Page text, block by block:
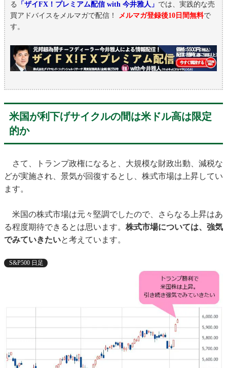
る
「ザイFX！プレミアム配信 with 今井雅人」 では、実践的な売
買アドバイスをメルマガで配信！
メルマガ登録後10日間無料で
す。
米国が利下げサイクルの間は米ドル高は限定
的か
さて、トランプ政権になると、大規模な財政出動、減税な
どが実施され、景気が回復するとし、株式市場は上昇してい
ます。
米国の株式市場は元々堅調でしたので、さらなる上昇はあ
る程度期待できるとは思います。 株式市場については、強気
でみていきたいと考えています。
S&P500 日足